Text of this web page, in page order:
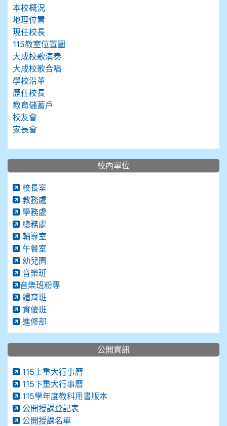
本校概況
地理位置
現任校長
115教室位置圖
大成校歌演奏
大成校歌合唱
學校沿革
歷任校長
教育儲蓄戶
校友會
家長會
校內單位
校長室
教務處
學務處
總務處
輔導室
午餐室
幼兒園
音樂班
音樂班粉專
體育班
資優班
進修部
公開資訊
115上重大行事曆
115下重大行事曆
115學年度教科用書版本
公開授課登記表
公開授課名單